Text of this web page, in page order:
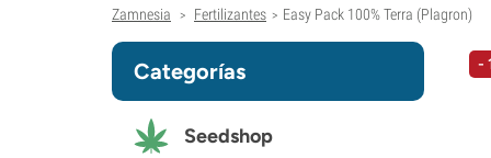
Zamnesia > Fertilizantes > Easy Pack 100% Terra (Plagron)
-
Categorías
Seedshop